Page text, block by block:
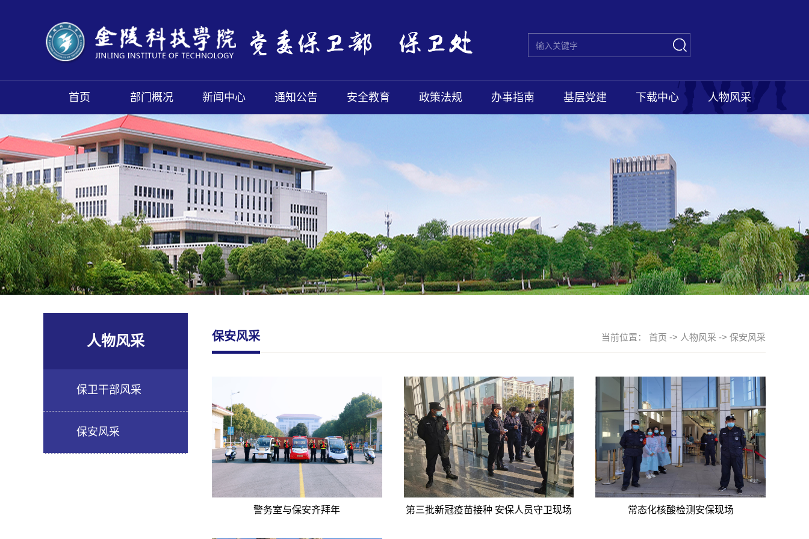
首页 部门概况 新闻中心 通知公告 安全教育 政策法规 办事指南 基层党建 下载中心 人物风采
人物风采
保卫干部风采
保安风采
保安风采 当前位置： 首页 -> 人物风采 -> 保安风采
警务室与保安齐拜年 第三批新冠疫苗接种 安保人员守卫现场 常态化核酸检测安保现场